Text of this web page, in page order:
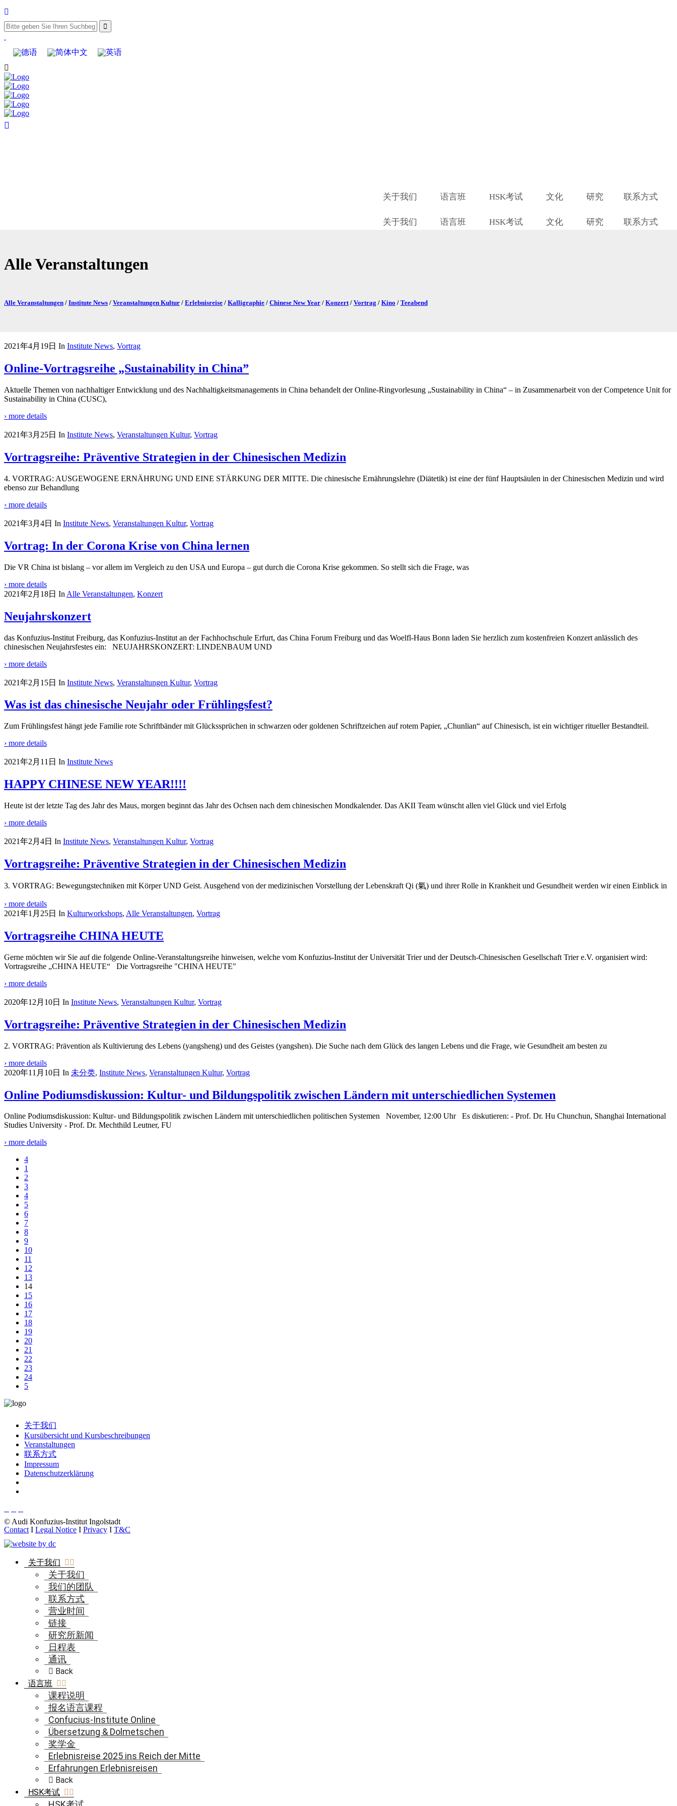
关于我们 语言班 HSK考试 文化 研究 联系方式
关于我们 语言班 HSK考试 文化 研究 联系方式
Alle Veranstaltungen
Alle Veranstaltungen / Institute News / Veranstaltungen Kultur / Erlebnisreise / Kalligraphie / Chinese New Year / Konzert/ Vortrag / Kino / Teeabend
2021年4月19日 In Institute News, Vortrag
Online-Vortragsreihe „Sustainability in China”
Aktuelle Themen von nach­haltiger Entwicklung und des Nach­haltig­keits­manage­ments in China behandelt der Online-Ringvorlesung „Sustainability in China“ – in Zusammenarbeit von der Competence Unit for
Sustainability in China (CUSC),
› more details
2021年3月25日 In Institute News, Veranstaltungen Kultur, Vortrag
Vortragsreihe: Präventive Strategien in der Chinesischen Medizin
4. VORTRAG: AUSGEWOGENE ERNÄHRUNG UND EINE STÄRKUNG DER MITTE. Die chinesische Ernährungslehre (Diätetik) ist eine der fünf Hauptsäulen in der Chinesischen Medizin und wird
ebenso zur Behandlung
› more details
2021年3月4日 In Institute News, Veranstaltungen Kultur, Vortrag
Vortrag: In der Corona Krise von China lernen
Die VR China ist bislang – vor allem im Vergleich zu den USA und Europa – gut durch die Corona Krise gekommen. So stellt sich die Frage, was
› more details
2021年2月18日 In Alle Veranstaltungen, Konzert
Neujahrskonzert
das Konfuzius-Institut Freiburg, das Konfuzius-Institut an der Fachhochschule Erfurt, das China Forum Freiburg und das Woelfl-Haus Bonn laden Sie herzlich zum kostenfreien Konzert anlässlich des
chinesischen Neujahrsfestes ein: NEUJAHRSKONZERT: LINDENBAUM UND
› more details
2021年2月15日 In Institute News, Veranstaltungen Kultur, Vortrag
Was ist das chinesische Neujahr oder Frühlingsfest?
Zum Frühlingsfest hängt jede Familie rote Schriftbänder mit Glückssprüchen in schwarzen oder goldenen Schriftzeichen auf rotem Papier, „Chunlian“ auf Chinesisch, ist ein wichtiger ritueller Bestandteil.
› more details
2021年2月11日 In Institute News
HAPPY CHINESE NEW YEAR!!!!
Heute ist der letzte Tag des Jahr des Maus, morgen beginnt das Jahr des Ochsen nach dem chinesischen Mondkalender. Das AKII Team wünscht allen viel Glück und viel Erfolg
› more details
2021年2月4日 In Institute News, Veranstaltungen Kultur, Vortrag
Vortragsreihe: Präventive Strategien in der Chinesischen Medizin
3. VORTRAG: Bewegungstechniken mit Körper UND Geist. Ausgehend von der medizinischen Vorstellung der Lebenskraft Qi (氣) und ihrer Rolle in Krankheit und Gesundheit werden wir einen Einblick in
› more details
2021年1月25日 In Kulturworkshops, Alle Veranstaltungen, Vortrag
Vortragsreihe CHINA HEUTE
Gerne möchten wir Sie auf die folgende Online-Veranstaltungsreihe hinweisen, welche vom Konfuzius-Institut der Universität Trier und der Deutsch-Chinesischen Gesellschaft Trier e.V. organisiert wird:
Vortragsreihe „CHINA HEUTE“ Die Vortragsreihe "CHINA HEUTE"
› more details
2020年12月10日 In Institute News, Veranstaltungen Kultur, Vortrag
Vortragsreihe: Präventive Strategien in der Chinesischen Medizin
2. VORTRAG: Prävention als Kultivierung des Lebens (yangsheng) und des Geistes (yangshen). Die Suche nach dem Glück des langen Lebens und die Frage, wie Gesundheit am besten zu
› more details
2020年11月10日 In 未分类, Institute News, Veranstaltungen Kultur, Vortrag
Online Podiumsdiskussion: Kultur- und Bildungspolitik zwischen Ländern mit unterschiedlichen Systemen
Online Podiumsdiskussion: Kultur- und Bildungspolitik zwischen Ländern mit unterschiedlichen politischen Systemen November, 12:00 Uhr Es diskutieren: - Prof. Dr. Hu Chunchun, Shanghai International
Studies University - Prof. Dr. Mechthild Leutner, FU
› more details
1
2
3
4
5
6
7
8
9
10
11
12
13
14
15
16
17
18
19
20
21
22
23
24
关于我们
Kursübersicht und Kursbeschreibungen
Veranstaltungen
联系方式
Impressum
Datenschutzerklärung
© Audi Konfuzius-Institut Ingolstadt
ContactI Legal Notice I Privacy I T&C
关于我们
关于我们
我们的团队
联系方式
营业时间
链接
研究所新闻
日程表
通讯
Back
语言班
课程说明
报名语言课程
Confucius-Institute Online
Übersetzung & Dolmetschen
奖学金
Erlebnisreise 2025 ins Reich der Mitte
Erfahrungen Erlebnisreisen
Back
HSK考试